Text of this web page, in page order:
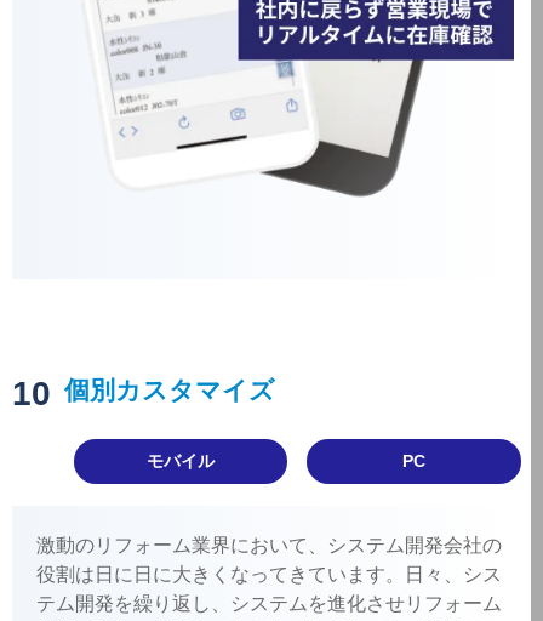
10 個別カスタマイズ
モバイル PC
激動のリフォーム業界において、システム開発会社の
役割は日に日に大きくなってきています。日々、シス
テム開発を繰り返し、システムを進化させリフォーム